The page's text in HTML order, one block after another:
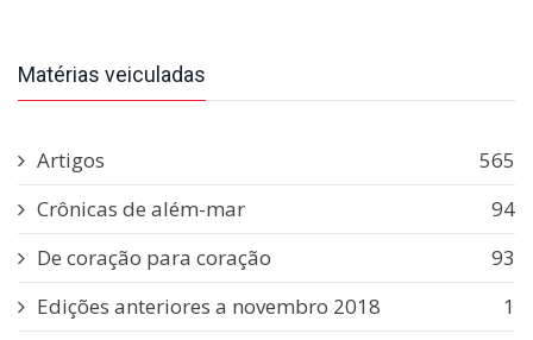
Matérias veiculadas
Artigos
565
Crônicas de além-mar
94
De coração para coração
93
Edições anteriores a novembro 2018
1